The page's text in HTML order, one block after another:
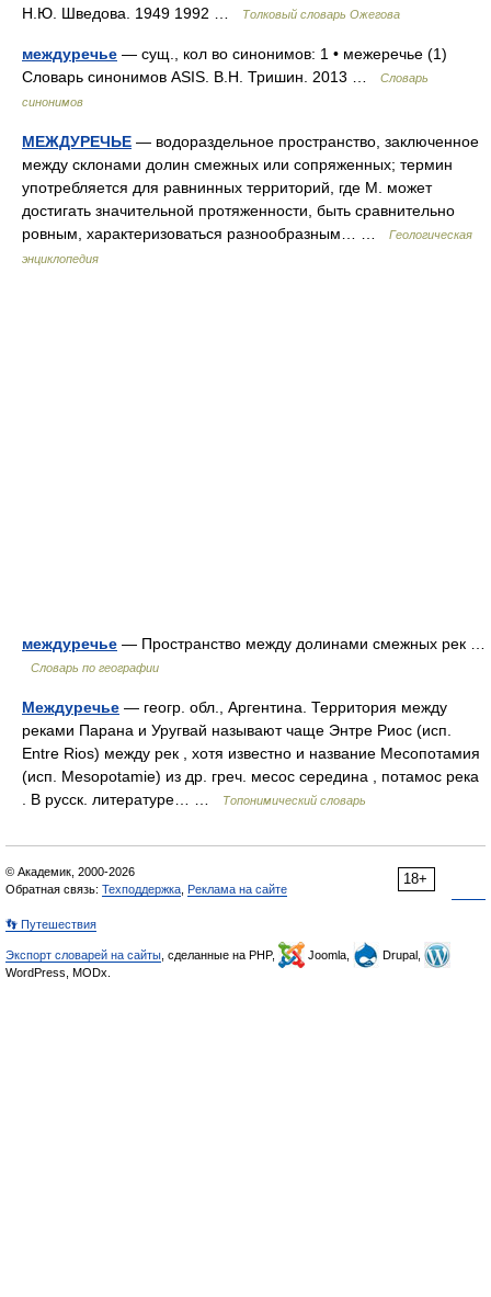
Н.Ю. Шведова. 1949 1992 …
Толковый словарь Ожегова
междуречье — сущ., кол во синонимов: 1 • межеречье (1)
Словарь синонимов ASIS. В.Н. Тришин. 2013 …
Словарь
синонимов
МЕЖДУРЕЧЬЕ — водораздельное пространство, заключенное
между склонами долин смежных или сопряженных; термин
употребляется для равнинных территорий, где М. может
достигать значительной протяженности, быть сравнительно
ровным, характеризоваться разнообразным… …
Геологическая
энциклопедия
междуречье — Пространство между долинами смежных рек …
Словарь по географии
Междуречье — геогр. обл., Аргентина. Территория между
реками Парана и Уругвай называют чаще Энтре Риос (исп.
Entre Rios) между рек , хотя известно и название Месопотамия
(исп. Mesopotamie) из др. греч. месос середина , потамос река
. В русск. литературе… …
Топонимический словарь
18+
© Академик, 2000-2026
Обратная связь: Техподдержка Реклама на сайте
👣 Путешествия
Экспорт словарей на сайты , сделанные на PHP, Joomla,
Drupal,
WordPress, MODx.